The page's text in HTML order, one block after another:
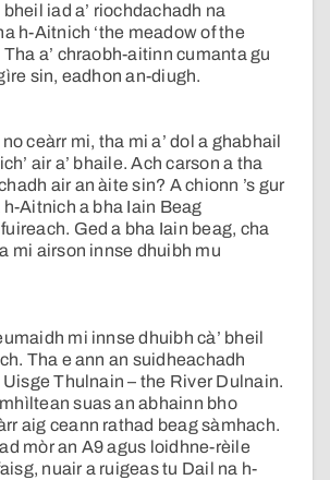
iad a’ riochdachadh na
h-Aitnich ‘the meadow of the
Tha a’ chraobh-aitinn cumanta gu
sin, eadhon an-diugh.
ceàrr mi, tha mi a’ dol a ghabhail
air a’ bhaile. Ach carson a tha
air an àite sin? A chionn ’s gur
Aitnich a bha Iain Beag
Ged a bha Iain beag, cha
mi airson innse dhuibh mu
mi innse dhuibh cà’ bheil
Tha e ann an suidheachadh
Thulnain – the River Dulnain.
suas an abhainn bho
aig ceann rathad beag sàmhach.
mòr an A9 agus loidhne-rèile
nuair a ruigeas tu Dail na h-